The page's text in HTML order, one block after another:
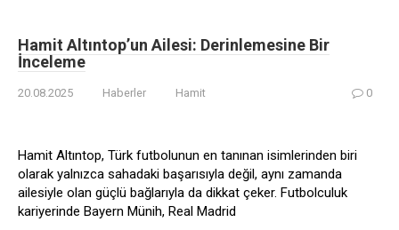
Hamit Altıntop’un Ailesi: Derinlemesine Bir
İnceleme
20.08.2025 Haberler Hamit 0
Hamit Altıntop, Türk futbolunun en tanınan isimlerinden biri
olarak yalnızca sahadaki başarısıyla değil, aynı zamanda
ailesiyle olan güçlü bağlarıyla da dikkat çeker. Futbolculuk
kariyerinde Bayern Münih, Real Madrid